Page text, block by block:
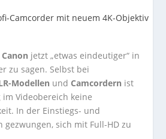
Canon jetzt „etwas eindeutiger“ in
zu sagen. Selbst bei
Modellen und Camcordern ist
Videobereich keine
In der Einstiegs- und
gezwungen, sich mit Full-HD zu